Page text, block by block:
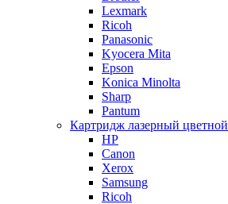
Lexmark
Ricoh
Panasonic
Kyocera Mita
Epson
Konica Minolta
Sharp
Pantum
Картридж лазерный цветной
HP
Canon
Xerox
Samsung
Ricoh